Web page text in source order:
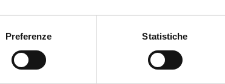
Preferenze Statistiche